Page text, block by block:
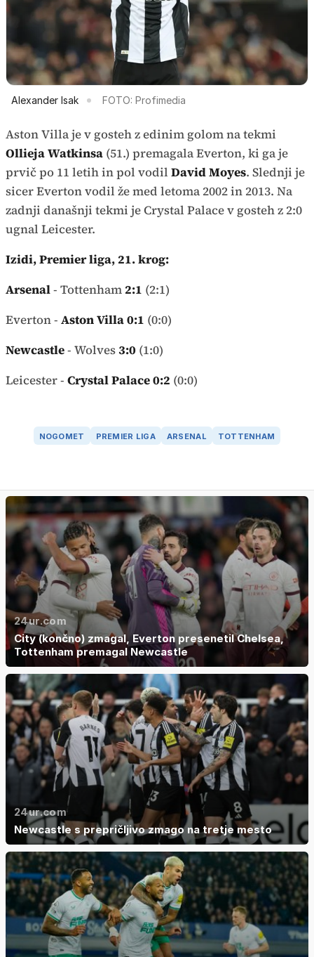
Alexander Isak FOTO: Profimedia
Aston Villa je v gosteh z edinim golom na tekmi
Ollieja Watkinsa (51.) premagala Everton, ki ga je
prvič po 11 letih in pol vodil David Moyes. Slednji je
sicer Everton vodil že med letoma 2002 in 2013. Na
zadnji današnji tekmi je Crystal Palace v gosteh z 2:0
ugnal Leicester.
Izidi, Premier liga, 21. krog:
Arsenal- Tottenham 2:1 (2:1)
Everton - Aston Villa 0:1 (0:0)
Newcastle- Wolves3:0 (1:0)
Leicester - Crystal Palace 0:2 (0:0)
NOGOMET PREMIER LIGA ARSENAL TOTTENHAM
24ur.com
City (končno) zmagal, Everton presenetil Chelsea,
Tottenham premagal Newcastle
24ur.com
Newcastle s prepričljivo zmago na tretje mesto